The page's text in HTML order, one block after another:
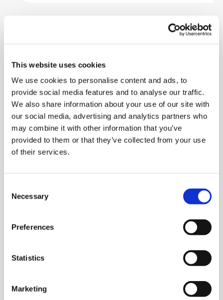
This website uses cookies
We use cookies to personalise content and ads, to
provide social media features and to analyse our traffic.
We also share information about your use of our site with
our social media, advertising and analytics partners who
may combine it with other information that you’ve
provided to them or that they’ve collected from your use
of their services.
Selection
Necessary
Preferences
Statistics
Marketing
Gesprächen und auf der
berufsEXPO in Usbekistan
Artikel lesen
Neu im Webshop: Auf jeden
erhältlich